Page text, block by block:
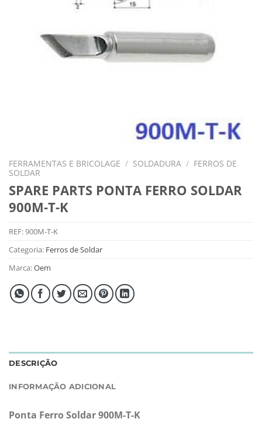
FERRAMENTAS E BRICOLAGE / SOLDADURA / FERROS DE
SOLDAR
SPARE PARTS PONTA FERRO SOLDAR
900M-T-K
REF:900M-T-K
Categoria: Ferros de Soldar
Marca:Oem
DESCRIÇÃO
INFORMAÇÃO ADICIONAL
Ponta Ferro Soldar 900M-T-K